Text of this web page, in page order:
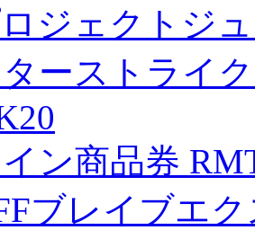
ジェクトジ
ーストライ
ン商品券
ブレイブエ